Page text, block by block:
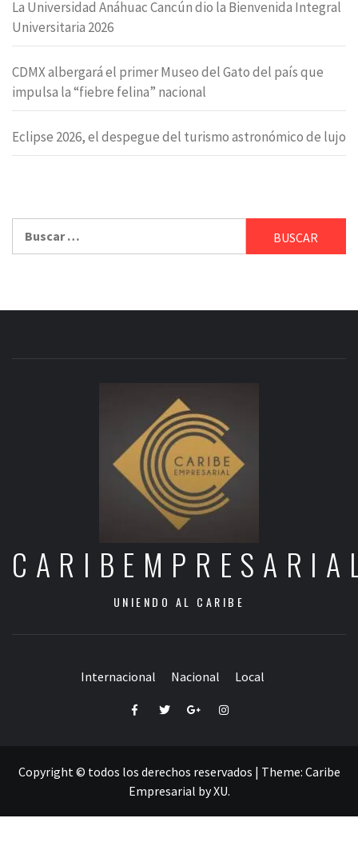
La Universidad Anáhuac Cancún dio la Bienvenida Integral
Universitaria 2026
CDMX albergará el primer Museo del Gato del país que
impulsa la “fiebre felina” nacional
Eclipse 2026, el despegue del turismo astronómico de lujo
UNIENDO AL CARIBE
Internacional Nacional Local
FacebookTwitterGoogle+Instagram
Copyright © todos los derechos reservados | Theme: Caribe
Empresarial byXU.